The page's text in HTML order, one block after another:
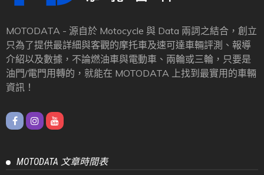
MOTODATA - 源自於 Motocycle 與 Data 兩詞之結合，創立
只為了提供最詳細與客觀的摩托車及速可達車輛評測、報導
介紹以及數據，不論燃油車與電動車、兩輪或三輪，只要是
油門/電門用轉的，就能在 MOTODATA 上找到最實用的車輛
資訊！
MOTODATA 文章時間表